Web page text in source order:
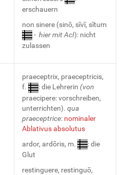
erschauern
non sinere (sinō, sīvī, sītum
- hier mit AcI): nicht
zulassen
praeceptrix, praeceptricis,
f.
: die Lehrerin (von
praecipere: vorschreiben,
unterrichten). qua
praeceptrice: nominaler
Ablativus absolutus
ardor, ardōris, m.
: die
Glut
restinguere, restinguō,